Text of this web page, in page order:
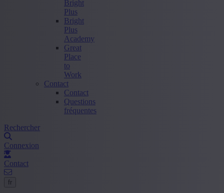
Bright
Plus
Bright
Plus
Academy
Great
Place
to
Work
Contact
Contact
Questions
fréquentes
Rechercher
Connexion
Contact
fr